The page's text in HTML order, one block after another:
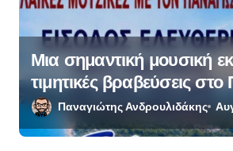
Μια σημαντική μουσική
τιμητικές βραβεύσεις στο
Χαλκιδικής στις 9
Παναγιώτης Ανδρουλιδάκης